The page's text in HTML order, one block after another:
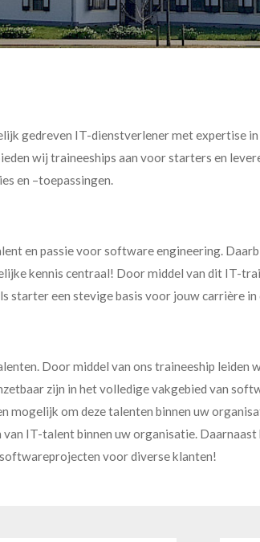
gedreven IT-dienstverlener met expertise
wij traineeships aan voor starters en
en –toepassingen.
en passie voor software engineering.
kennis centraal! Door middel van dit IT-
starter een stevige basis voor jouw carrière in
Door middel van ons traineeship leiden
zijn in het volledige vakgebied van
mogelijk om deze talenten binnen uw
IT-talent binnen uw organisatie. Daarnaast
voor diverse klanten!